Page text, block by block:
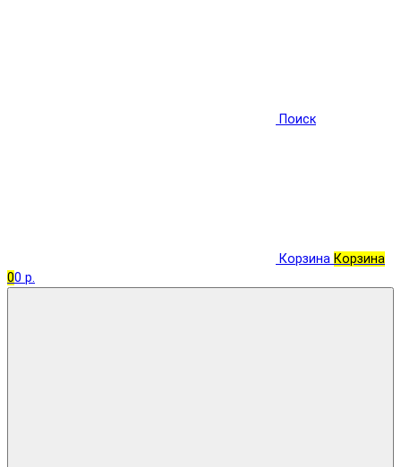
Поиск
Корзина Корзина
00 р.